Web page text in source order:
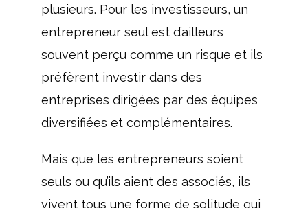
plusieurs. Pour les investisseurs, un
entrepreneur seul est d’ailleurs
souvent perçu comme un risque et ils
préfèrent investir dans des
entreprises dirigées par des équipes
diversifiées et complémentaires.
Mais que les entrepreneurs soient
seuls ou qu’ils aient des associés, ils
vivent tous une forme de solitude qui